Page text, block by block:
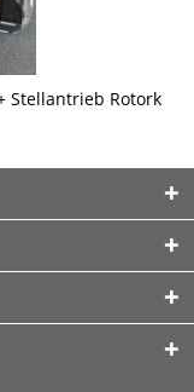
Stellantrieb Rotork